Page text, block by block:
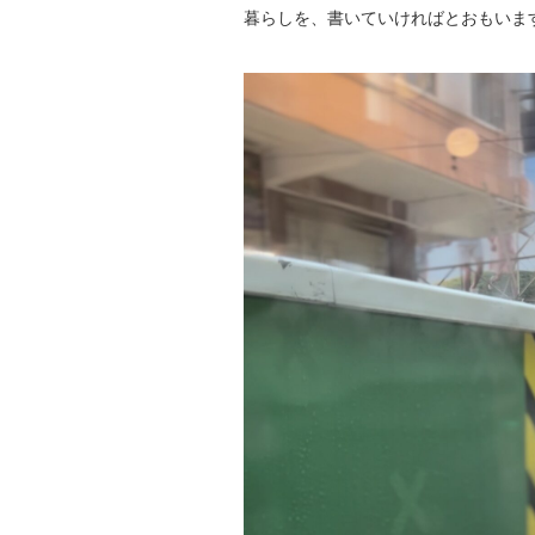
暮らしを、書いていければとおもいま